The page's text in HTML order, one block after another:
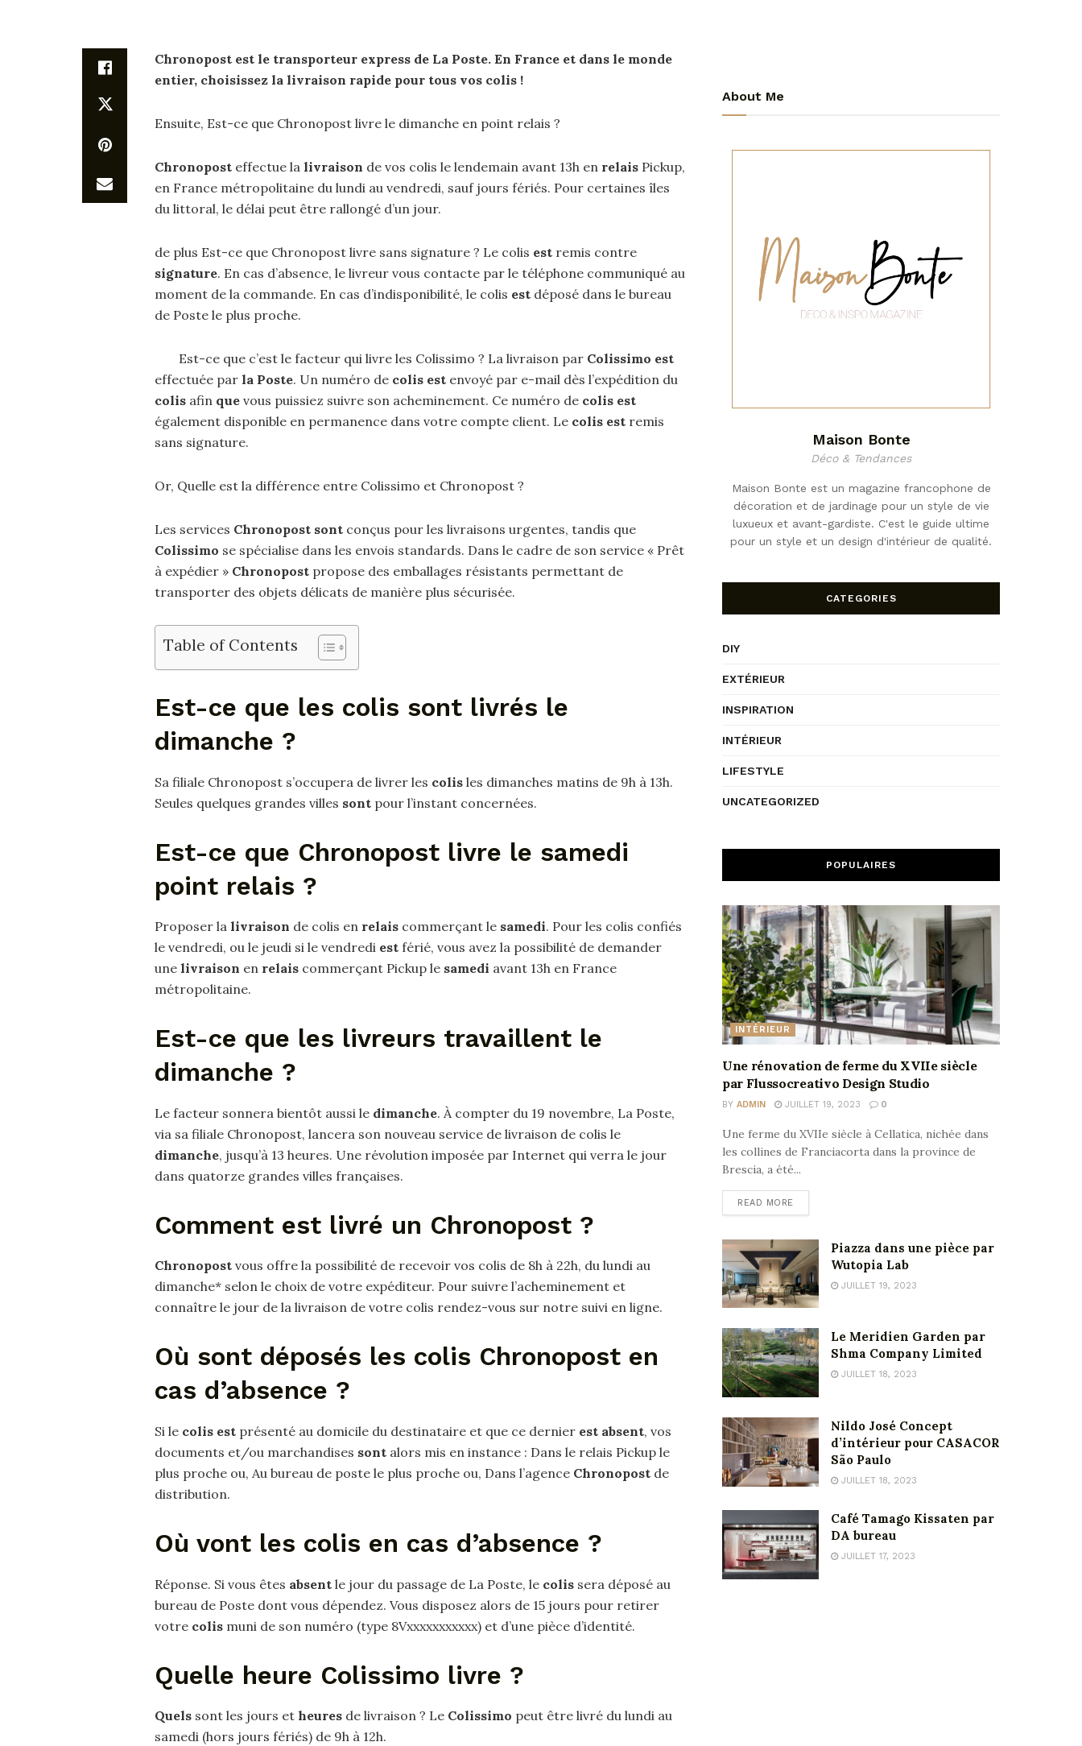
Chronopost est le transporteur express de La Poste. En France et dans le monde
entier, choisissez la livraison rapide pour tous vos colis !
Ensuite, Est-ce que Chronopost livre le dimanche en point relais ?
Chronopost effectue la livraison de vos colis le lendemain avant 13h en relais Pickup,
en France métropolitaine du lundi au vendredi, sauf jours fériés. Pour certaines îles
du littoral, le délai peut être rallongé d’un jour.
de plus Est-ce que Chronopost livre sans signature ? Le colis est remis contre
signature. En cas d’absence, le livreur vous contacte par le téléphone communiqué au
moment de la commande. En cas d’indisponibilité, le colis est déposé dans le bureau
de Poste le plus proche.
Est-ce que c’est le facteur qui livre les Colissimo ? La livraison par Colissimo est
effectuée par la Poste. Un numéro de colis est envoyé par e-mail dès l’expédition du
colis afin que vous puissiez suivre son acheminement. Ce numéro de colis est
également disponible en permanence dans votre compte client. Le colis est remis
sans signature.
Or, Quelle est la différence entre Colissimo et Chronopost ?
Les services Chronopost sont conçus pour les livraisons urgentes, tandis que
Colissimo se spécialise dans les envois standards. Dans le cadre de son service « Prêt
à expédier » Chronopost propose des emballages résistants permettant de
transporter des objets délicats de manière plus sécurisée.
Table of Contents
Est-ce que les colis sont livrés le
dimanche ?
Sa filiale Chronopost s’occupera de livrer les colis les dimanches matins de 9h à 13h.
Seules quelques grandes villes sont pour l’instant concernées.
Est-ce que Chronopost livre le samedi
point relais ?
Proposer la livraison de colis en relais commerçant le samedi. Pour les colis confiés
le vendredi, ou le jeudi si le vendredi est férié, vous avez la possibilité de demander
une livraison en relais commerçant Pickup le samedi avant 13h en France
métropolitaine.
Est-ce que les livreurs travaillent le
dimanche ?
Le facteur sonnera bientôt aussi le dimanche. À compter du 19 novembre, La Poste,
via sa filiale Chronopost, lancera son nouveau service de livraison de colis le
dimanche, jusqu’à 13 heures. Une révolution imposée par Internet qui verra le jour
dans quatorze grandes villes françaises.
Comment est livré un Chronopost ?
Chronopost vous offre la possibilité de recevoir vos colis de 8h à 22h, du lundi au
dimanche* selon le choix de votre expéditeur. Pour suivre l’acheminement et
connaître le jour de la livraison de votre colis rendez-vous sur notre suivi en ligne.
Où sont déposés les colis Chronopost en
cas d’absence ?
Si le colis est présenté au domicile du destinataire et que ce dernier est absent, vos
documents et/ou marchandises sont alors mis en instance : Dans le relais Pickup le
plus proche ou, Au bureau de poste le plus proche ou, Dans l’agence Chronopost de
distribution.
Où vont les colis en cas d’absence ?
Réponse. Si vous êtes absent le jour du passage de La Poste, le colis sera déposé au
bureau de Poste dont vous dépendez. Vous disposez alors de 15 jours pour retirer
votre colis muni de son numéro (type 8Vxxxxxxxxxxx) et d’une pièce d’identité.
Quelle heure Colissimo livre ?
Quels sont les jours et heures de livraison ? Le Colissimo peut être livré du lundi au
samedi (hors jours fériés) de 9h à 12h.
About Me
Maison Bonte
Déco & Tendances
Maison Bonte est un magazine francophone de
décoration et de jardinage pour un style de vie
luxueux et avant-gardiste. C'est le guide ultime
pour un style et un design d'intérieur de qualité.
CATEGORIES
DIY
EXTÉRIEUR
INSPIRATION
INTÉRIEUR
LIFESTYLE
UNCATEGORIZED
POPULAIRES
INTÉRIEUR
Une rénovation de ferme du XVIIe siècle
par Flussocreativo Design Studio
BY ADMIN JUILLET 19, 2023 0
Une ferme du XVIIe siècle à Cellatica, nichée dans
les collines de Franciacorta dans la province de
Brescia, a été...
READ MORE
Piazza dans une pièce par
Wutopia Lab
JUILLET 19, 2023
Le Meridien Garden par
Shma Company Limited
JUILLET 18, 2023
Nildo José Concept
d’intérieur pour CASACOR
São Paulo
JUILLET 18, 2023
Café Tamago Kissaten par
DA bureau
JUILLET 17, 2023